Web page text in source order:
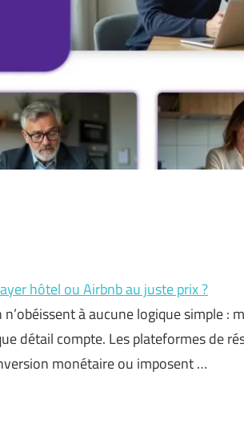
hôtel ou Airbnb au juste prix ?
à aucune logique simple :
détail compte. Les plateformes de
monétaire ou imposent …